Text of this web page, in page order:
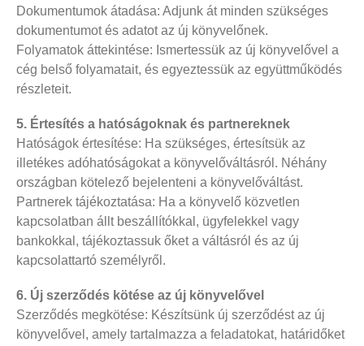
Dokumentumok átadása: Adjunk át minden szükséges
dokumentumot és adatot az új könyvelőnek.
Folyamatok áttekintése: Ismertessük az új könyvelővel a
cég belső folyamatait, és egyeztessük az együttműködés
részleteit.
5. Értesítés a hatóságoknak és partnereknek
Hatóságok értesítése: Ha szükséges, értesítsük az
illetékes adóhatóságokat a könyvelőváltásról. Néhány
országban kötelező bejelenteni a könyvelőváltást.
Partnerek tájékoztatása: Ha a könyvelő közvetlen
kapcsolatban állt beszállítókkal, ügyfelekkel vagy
bankokkal, tájékoztassuk őket a váltásról és az új
kapcsolattartó személyről.
6. Új szerződés kötése az új könyvelővel
Szerződés megkötése: Készítsünk új szerződést az új
könyvelővel, amely tartalmazza a feladatokat, határidőket